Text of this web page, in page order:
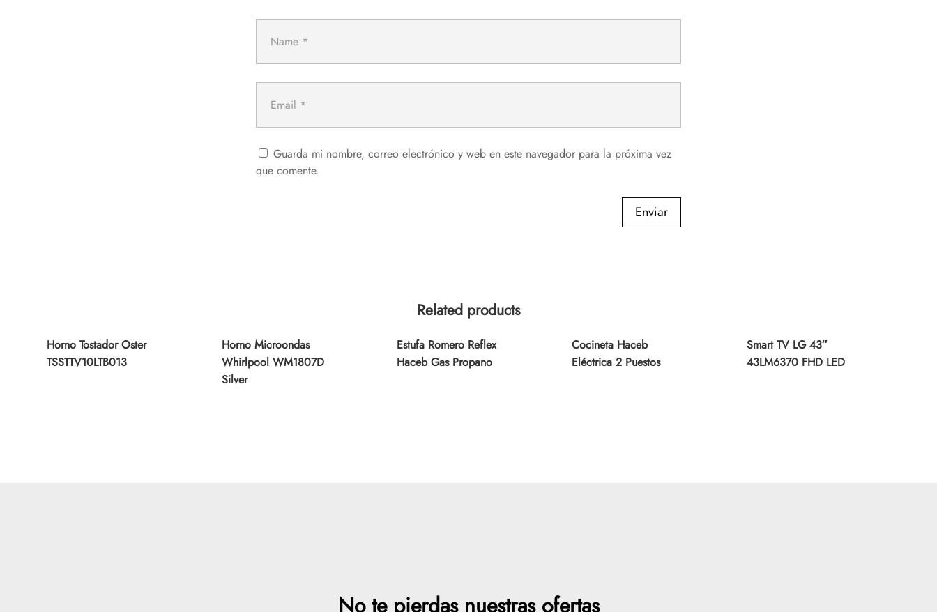
Guarda mi nombre, correo electrónico y web en este navegador para la próxima vez
que comente.
Enviar
Related products
Horno Tostador Oster
TSSTTV10LTB013
Horno Microondas
Whirlpool WM1807D
Silver
Estufa Romero Reflex
Haceb Gas Propano
Cocineta Haceb
Eléctrica 2 Puestos
Smart TV LG 43″
43LM6370 FHD LED
No te pierdas nuestras ofertas